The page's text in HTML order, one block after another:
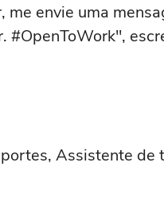
envie uma
#OpenToWork",
Assistente de